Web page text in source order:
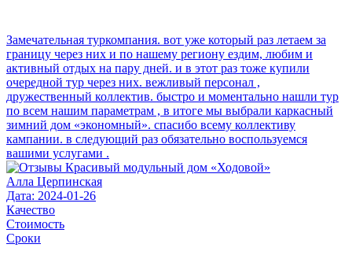
Замечательная туркомпания. вот уже который раз летаем за
границу через них и по нашему региону ездим, любим и
активный отдых на пару дней. и в этот раз тоже купили
очередной тур через них. вежливый персонал ,
дружественный коллектив. быстро и моментально нашли тур
по всем нашим параметрам , в итоге мы выбрали каркасный
зимний дом «экономный». спасибо всему коллективу
кампании. в следующий раз обязательно воспользуемся
вашими услугами .
Алла Церпинская
Дата: 2024-01-26
Качество
Стоимость
Сроки